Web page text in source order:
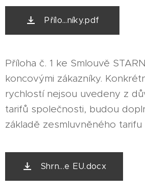
Přílo...níky.pdf
Příloha č. 1 ke Smlouvě
koncovými zákazníky.
rychlostí nejsou uvedeny z
tarifů společnosti, budou
základě zesmluvněného tarifu
Shrn...e EU.docx